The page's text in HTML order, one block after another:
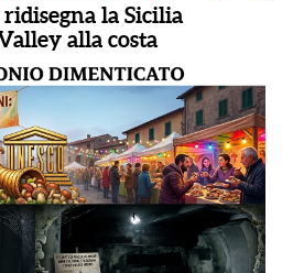
la Sicilia
alla costa